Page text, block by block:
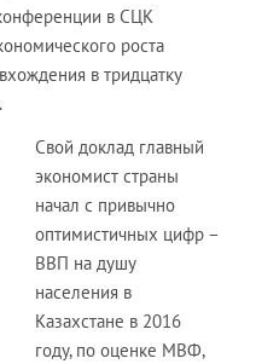
в СЦК
роста
в тридцатку
Свой доклад главный
экономист страны
начал с привычно
оптимистичных цифр –
ВВП на душу
населения в
Казахстане в 2016
году, по оценке МВФ,